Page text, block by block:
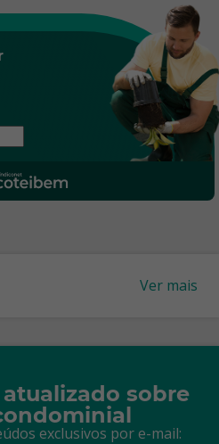
Ver mais
sobre
exclusivos por e-mail: